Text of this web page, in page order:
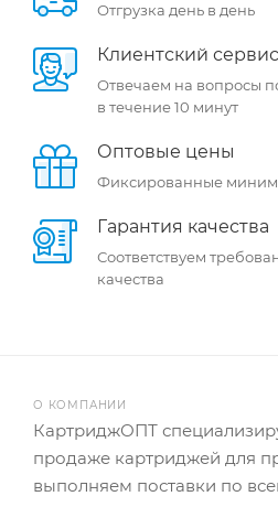
Отгрузка день в день
Клиентский сервис
Отвечаем на вопросы
в течение 10 минут
Оптовые цены
Фиксированные
Гарантия качества
Соответствуем
качества
О КОМПАНИИ
КартриджОПТ
продаже картриджей для
выполняем поставки по